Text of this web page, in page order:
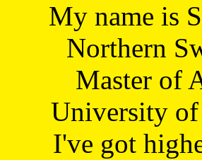
My name is
Northern
Master of
University of
I've got